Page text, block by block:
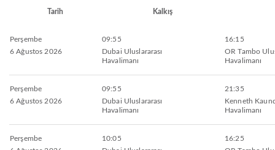
Tarih Kalkış
Perşembe
6 Ağustos 2026
09:55
Dubai Uluslararası
Havalimanı
16:15
OR Tambo
Havalimanı
Perşembe
6 Ağustos 2026
09:55
Dubai Uluslararası
Havalimanı
21:35
Kenneth
Havalimanı
Perşembe
10:05
16:25